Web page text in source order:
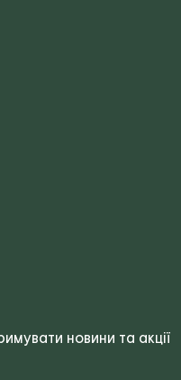
новини та акції